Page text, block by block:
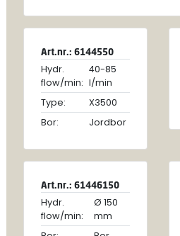
Art.nr.: 6144550
Hydr.
flow/min:
40-85
l/min
Type:
X3500
Bor:
Jordbor
Art.nr.: 61446150
Hydr.
flow/min:
Ø 150
mm